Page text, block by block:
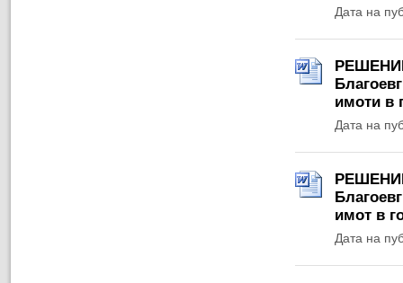
Дата на
имоти в
Дата на
имот в
Дата на